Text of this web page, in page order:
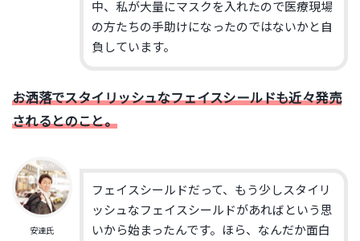
中、私が大量にマスクを入れたので医療現場
の方たちの手助けになったのではないかと自
負しています。
お洒落でスタイリッシュなフェイスシールドも近々発売
されるとのこと。
安達氏
フェイスシールドだって、もう少しスタイリ
ッシュなフェイスシールドがあればという思
いから始まったんです。ほら、なんだか面白